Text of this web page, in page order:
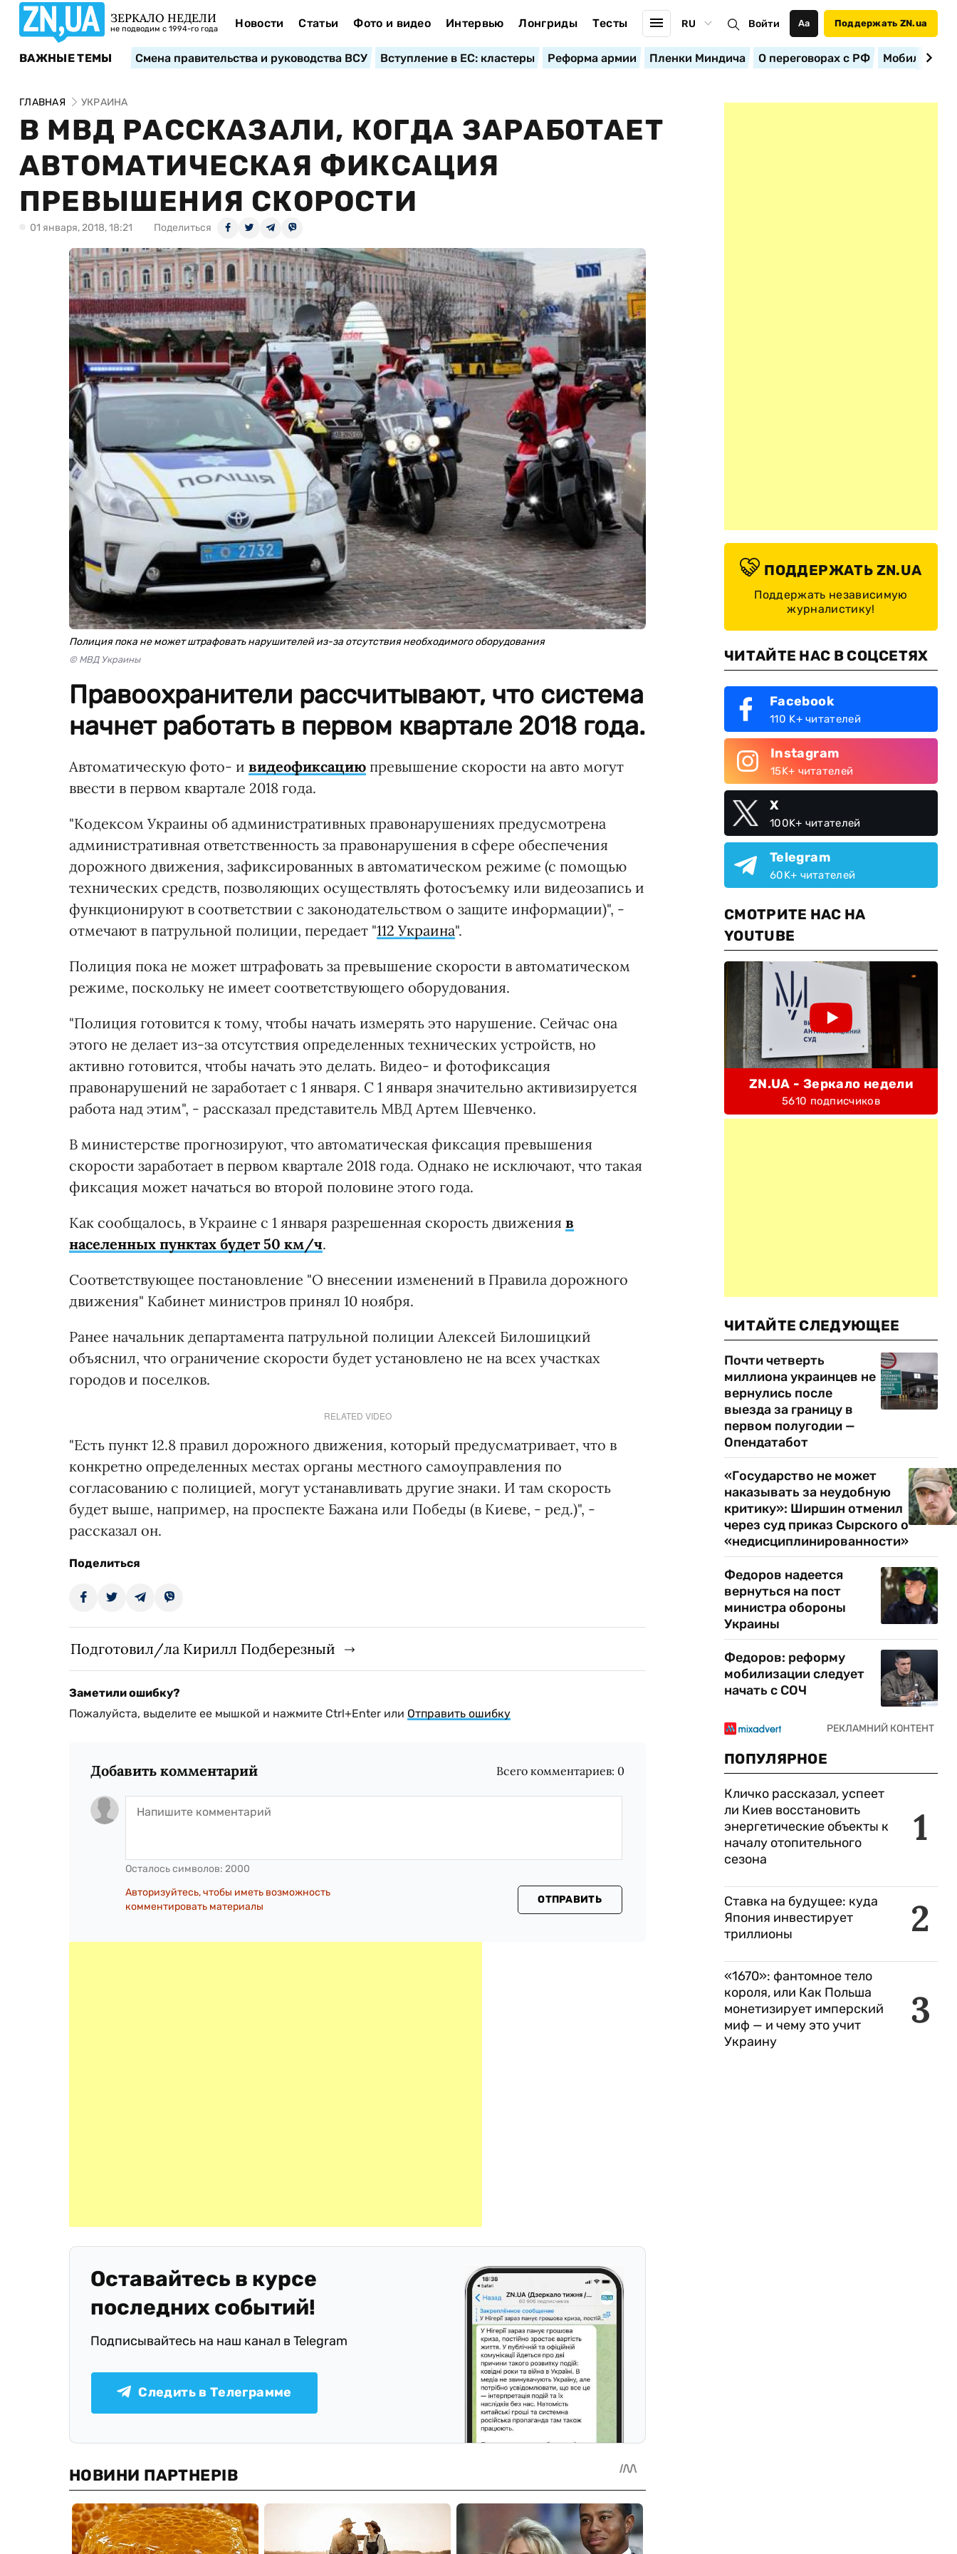
ЗЕРКАЛО НЕДЕЛИ
не подводим с 1994-го года Новости Статьи Фото и видео Интервью Лонгриды Тесты RU Войти Аа Поддержать ZN.ua
ВАЖНЫЕ ТЕМЫ Смена правительства и руководства ВСУ Вступление в ЕС: кластеры Реформа армии Пленки Миндича О переговорах с РФ
ГЛАВНАЯ УКРАИНА
В МВД РАССКАЗАЛИ, КОГДА ЗАРАБОТАЕТ
АВТОМАТИЧЕСКАЯ ФИКСАЦИЯ
ПРЕВЫШЕНИЯ СКОРОСТИ
01 января, 2018, 18:21 Поделиться
Полиция пока не может штрафовать нарушителей из-за отсутствия необходимого оборудования
© МВД Украины
Правоохранители рассчитывают, что система
начнет работать в первом квартале 2018 года.
Автоматическую фото- и видеофиксацию превышение скорости на авто могут
ввести в первом квартале 2018 года.
"Кодексом Украины об административных правонарушениях предусмотрена
административная ответственность за правонарушения в сфере обеспечения
дорожного движения, зафиксированных в автоматическом режиме (с помощью
технических средств, позволяющих осуществлять фотосъемку или видеозапись и
функционируют в соответствии с законодательством о защите информации)", -
отмечают в патрульной полиции, передает "112 Украина".
Полиция пока не может штрафовать за превышение скорости в автоматическом
режиме, поскольку не имеет соответствующего оборудования.
"Полиция готовится к тому, чтобы начать измерять это нарушение. Сейчас она
этого не делает из-за отсутствия определенных технических устройств, но
активно готовится, чтобы начать это делать. Видео- и фотофиксация
правонарушений не заработает с 1 января. С 1 января значительно активизируется
работа над этим", - рассказал представитель МВД Артем Шевченко.
В министерстве прогнозируют, что автоматическая фиксация превышения
скорости заработает в первом квартале 2018 года. Однако не исключают, что такая
фиксация может начаться во второй половине этого года.
Как сообщалось, в Украине с 1 января разрешенная скорость движения в
населенных пунктах будет 50 км/ч.
Соответствующее постановление "О внесении изменений в Правила дорожного
движения" Кабинет министров принял 10 ноября.
Ранее начальник департамента патрульной полиции Алексей Билошицкий
объяснил, что ограничение скорости будет установлено не на всех участках
городов и поселков.
RELATED VIDEO
"Есть пункт 12.8 правил дорожного движения, который предусматривает, что в
конкретно определенных местах органы местного самоуправления по
согласованию с полицией, могут устанавливать другие знаки. И там скорость
будет выше, например, на проспекте Бажана или Победы (в Киеве, - ред.)", -
рассказал он.
Поделиться
Подготовил/ла Кирилл Подберезный
Заметили ошибку?
Пожалуйста, выделите ее мышкой и нажмите Ctrl+Enter или Отправить ошибку
Добавить комментарий Всего комментариев: 0
Осталось символов: 2000
Авторизуйтесь, чтобы иметь возможность
комментировать материалы
ОТПРАВИТЬ
Оставайтесь в курсе
последних событий!
Подписывайтесь на наш канал в Telegram
Следить в Телеграмме
ПОДДЕРЖАТЬ ZN.UA
Поддержать независимую
журналистику!
ЧИТАЙТЕ НАС В СОЦСЕТЯХ
Facebook
110 K+ читателей
Instagram
15K+ читателей
X
100K+ читателей
Telegram
60K+ читателей
СМОТРИТЕ НАС НА
YOUTUBE
ZN.UA - Зеркало недели
5610 подписчиков
ЧИТАЙТЕ СЛЕДУЮЩЕЕ
Почти четверть
миллиона украинцев не
вернулись после
выезда за границу в
первом полугодии —
Опендатабот
«Государство не может
наказывать за неудобную
критику»: Ширшин отменил
через суд приказ Сырского о
«недисциплинированности»
Федоров надеется
вернуться на пост
министра обороны
Украины
Федоров: реформу
мобилизации следует
начать с СОЧ
ПОПУЛЯРНОЕ
1
Кличко рассказал, успеет
ли Киев восстановить
энергетические объекты к
началу отопительного
сезона
2
Ставка на будущее: куда
Япония инвестирует
триллионы
3
«1670»: фантомное тело
короля, или Как Польша
монетизирует имперский
миф — и чему это учит
Украину